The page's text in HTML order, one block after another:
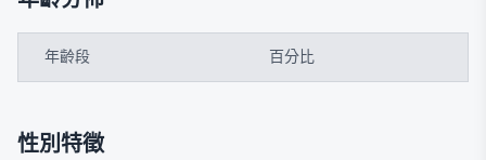
年齡段 百分比
性別特徵